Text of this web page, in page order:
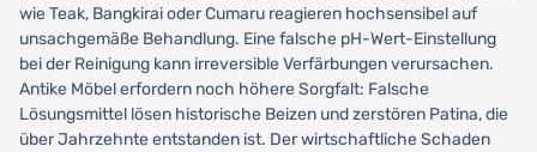
wie Teak, Bangkirai oder Cumaru reagieren hochsensibel auf
unsachgemäße Behandlung. Eine falsche pH-Wert-Einstellung
bei der Reinigung kann irreversible Verfärbungen verursachen.
Antike Möbel erfordern noch höhere Sorgfalt: Falsche
Lösungsmittel lösen historische Beizen und zerstören Patina, die
über Jahrzehnte entstanden ist. Der wirtschaftliche Schaden